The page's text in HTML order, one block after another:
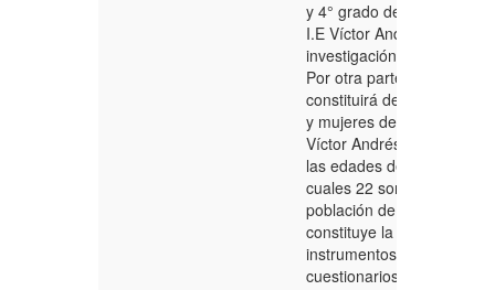
y 4° grado de educación
I.E Víctor Andrés
investigación es
Por otra parte, La
constituirá de 44
y mujeres del tercer y
Víctor Andrés Belaúnde,
las edades de 14 a 15
cuales 22 son mujeres y
población de estudio al
constituye la muestra. Las
instrumentos utilizados
cuestionarios de